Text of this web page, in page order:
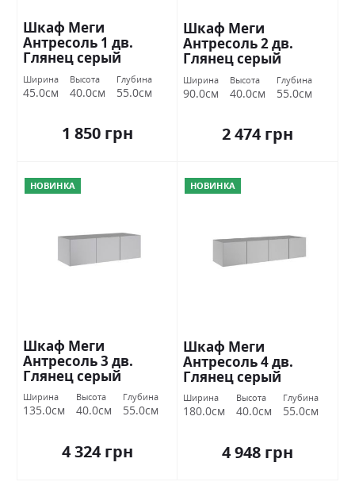
Шкаф Меги
Антресоль 1 дв.
Глянец серый
шиншилла
Миромарк
Ширина
45.0см
Высота
40.0см
Глубина
55.0см
1 850 грн
Шкаф Меги
Антресоль 2 дв.
Глянец серый
шиншилла
Миромарк
Ширина
90.0см
Высота
40.0см
Глубина
55.0см
2 474 грн
НОВИНКА
Шкаф Меги
Антресоль 3 дв.
Глянец серый
шиншилла
Миромарк
Ширина
135.0см
Высота
40.0см
Глубина
55.0см
4 324 грн
НОВИНКА
Шкаф Меги
Антресоль 4 дв.
Глянец серый
шиншилла
Миромарк
Ширина
180.0см
Высота
40.0см
Глубина
55.0см
4 948 грн